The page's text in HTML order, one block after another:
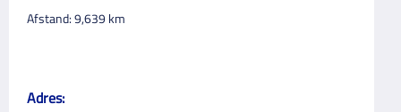
Afstand:9,639km
Adres: